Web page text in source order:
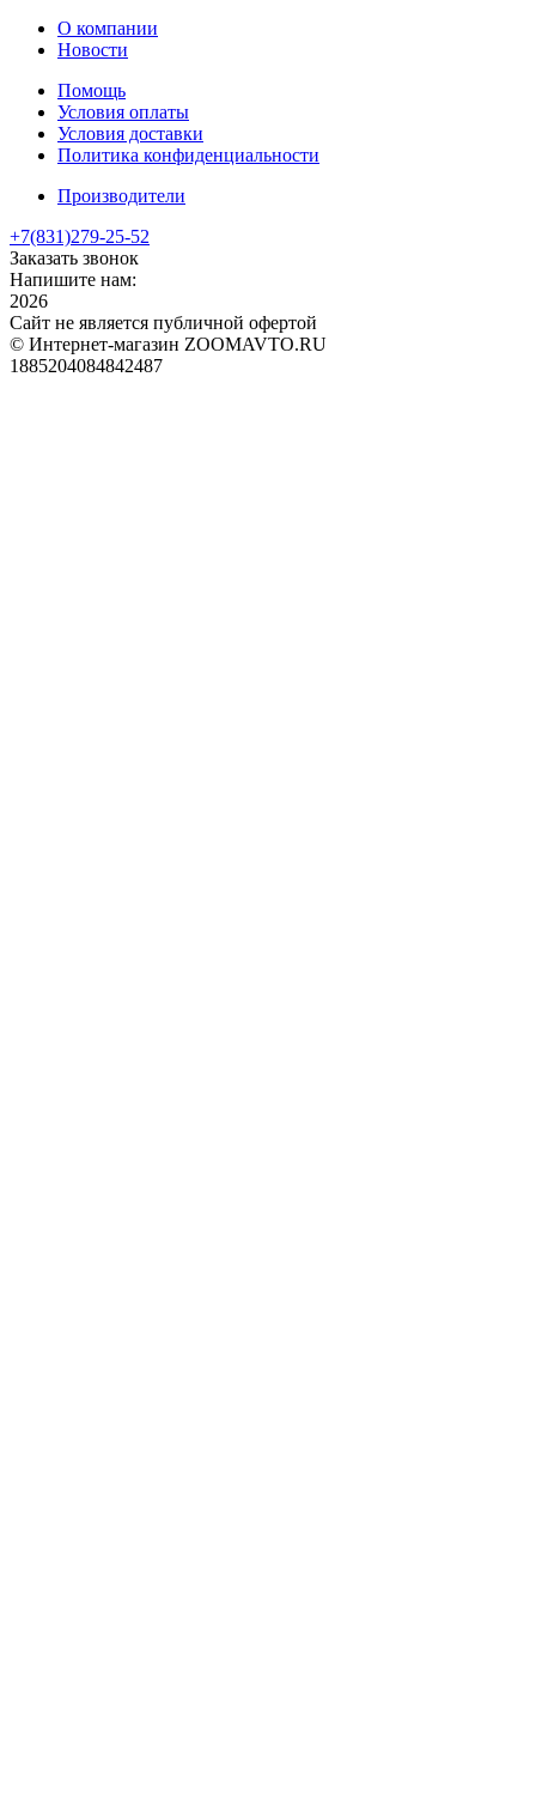
О компании
Новости
Помощь
Условия оплаты
Условия доставки
Политика конфиденциальности
Производители
+7(831)279-25-52
Заказать звонок
Напишите нам:
2026
Сайт не является публичной офертой
© Интернет-магазин ZOOMAVTO.RU
1885204084842487